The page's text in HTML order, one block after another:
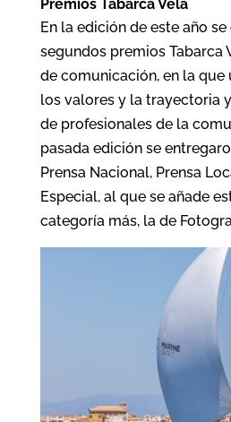
Premios Tabarca Vela
En la edición de este año
segundos premios Tabarca
de comunicación, en la que
los valores y la trayectoria
de profesionales de la
pasada edición se
Prensa Nacional, Prensa
Especial, al que se añade
categoría más, la de